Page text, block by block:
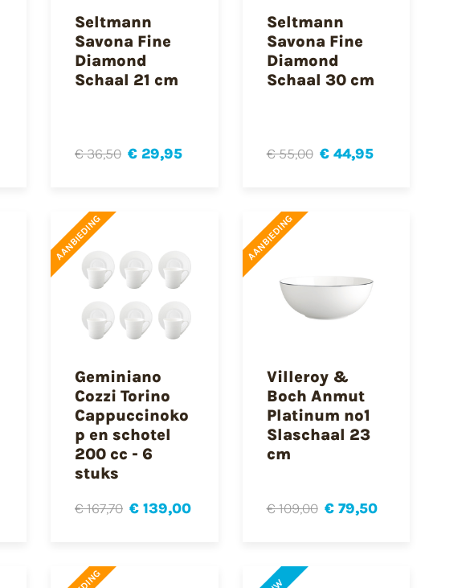
Seltmann
Savona Fine
Diamond
Schaal 21 cm
€ 36,50 € 29,95
Seltmann
Savona Fine
Diamond
Schaal 30 cm
€ 55,00 € 44,95
AANBIEDING
Geminiano
Cozzi Torino
Cappuccinoko
p en schotel
200 cc - 6
stuks
€ 167,70 € 139,00
AANBIEDING
Villeroy &
Boch Anmut
Platinum no1
Slaschaal 23
cm
€ 109,00 € 79,50